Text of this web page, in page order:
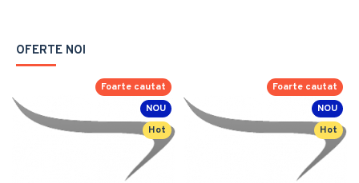
OFERTE NOI
NOU
Hot
Foarte cautat
NOU
Hot
Foarte cautat